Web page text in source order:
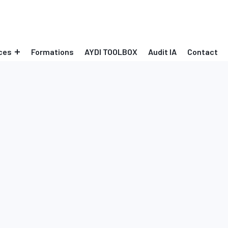
Formations AYDI TOOLBOX Audit IA Contact